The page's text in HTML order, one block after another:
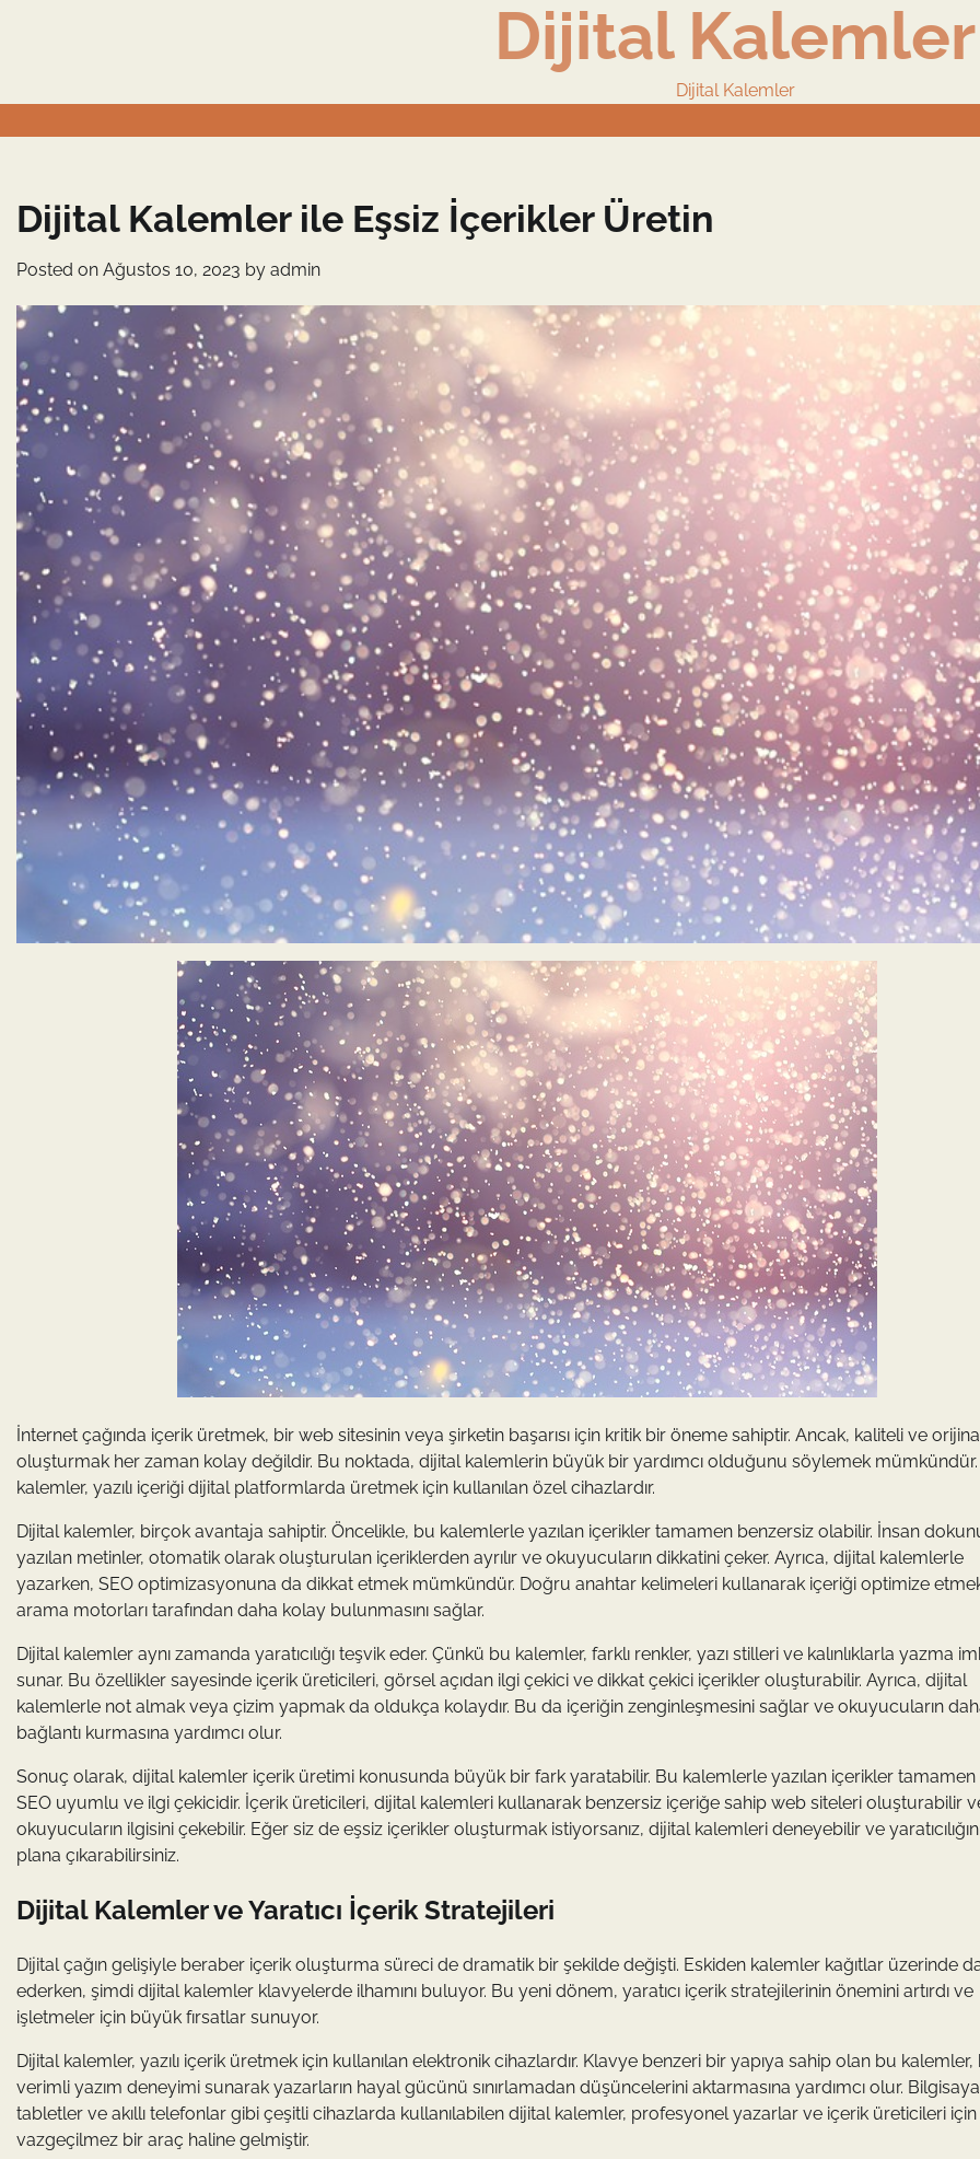
Dijital Kalemler
Dijital Kalemler
Dijital Kalemler ile Eşsiz İçerikler Üretin
Posted on Ağustos 10, 2023 by admin
İnternet çağında içerik üretmek, bir web sitesinin veya şirketin başarısı için kritik bir öneme sahiptir. Ancak, kaliteli ve
oluşturmak her zaman kolay değildir. Bu noktada, dijital kalemlerin büyük bir yardımcı olduğunu söylemek mümkündür.
kalemler, yazılı içeriği dijital platformlarda üretmek için kullanılan özel cihazlardır.
Dijital kalemler, birçok avantaja sahiptir. Öncelikle, bu kalemlerle yazılan içerikler tamamen benzersiz olabilir. İnsan
yazılan metinler, otomatik olarak oluşturulan içeriklerden ayrılır ve okuyucuların dikkatini çeker. Ayrıca, dijital kalemlerle
yazarken, SEO optimizasyonuna da dikkat etmek mümkündür. Doğru anahtar kelimeleri kullanarak içeriği optimize
arama motorları tarafından daha kolay bulunmasını sağlar.
Dijital kalemler aynı zamanda yaratıcılığı teşvik eder. Çünkü bu kalemler, farklı renkler, yazı stilleri ve kalınlıklarla yazma
sunar. Bu özellikler sayesinde içerik üreticileri, görsel açıdan ilgi çekici ve dikkat çekici içerikler oluşturabilir. Ayrıca, dijital
kalemlerle not almak veya çizim yapmak da oldukça kolaydır. Bu da içeriğin zenginleşmesini sağlar ve okuyucuların
bağlantı kurmasına yardımcı olur.
Sonuç olarak, dijital kalemler içerik üretimi konusunda büyük bir fark yaratabilir. Bu kalemlerle yazılan içerikler
SEO uyumlu ve ilgi çekicidir. İçerik üreticileri, dijital kalemleri kullanarak benzersiz içeriğe sahip web siteleri oluşturabilir
okuyucuların ilgisini çekebilir. Eğer siz de eşsiz içerikler oluşturmak istiyorsanız, dijital kalemleri deneyebilir ve
plana çıkarabilirsiniz.
Dijital Kalemler ve Yaratıcı İçerik Stratejileri
Dijital çağın gelişiyle beraber içerik oluşturma süreci de dramatik bir şekilde değişti. Eskiden kalemler kağıtlar üzerinde
ederken, şimdi dijital kalemler klavyelerde ilhamını buluyor. Bu yeni dönem, yaratıcı içerik stratejilerinin önemini artırdı ve
işletmeler için büyük fırsatlar sunuyor.
Dijital kalemler, yazılı içerik üretmek için kullanılan elektronik cihazlardır. Klavye benzeri bir yapıya sahip olan bu kalemler,
verimli yazım deneyimi sunarak yazarların hayal gücünü sınırlamadan düşüncelerini aktarmasına yardımcı olur.
tabletler ve akıllı telefonlar gibi çeşitli cihazlarda kullanılabilen dijital kalemler, profesyonel yazarlar ve içerik üreticileri için
vazgeçilmez bir araç haline gelmiştir.